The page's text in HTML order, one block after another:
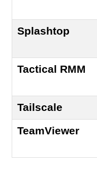
Splashtop
Tactical RMM
Tailscale
TeamViewer